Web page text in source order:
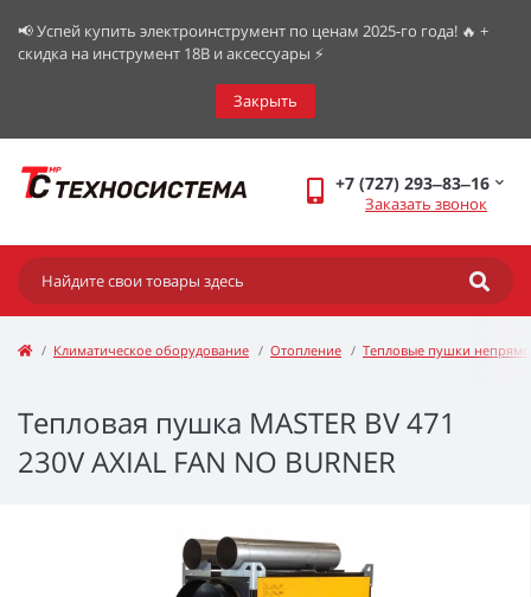
📢 Успей купить электроинструмент по ценам 2025-го года! 🔥 +
скидка на инструмент 18В и аксессуары ⚡️
Закрыть
+7 (727) 293‒83‒16
Заказать звонок
Климатическое оборудование Отопление Тепловые пушки
Тепловая пушка MASTER BV 471
230V AXIAL FAN NO BURNER